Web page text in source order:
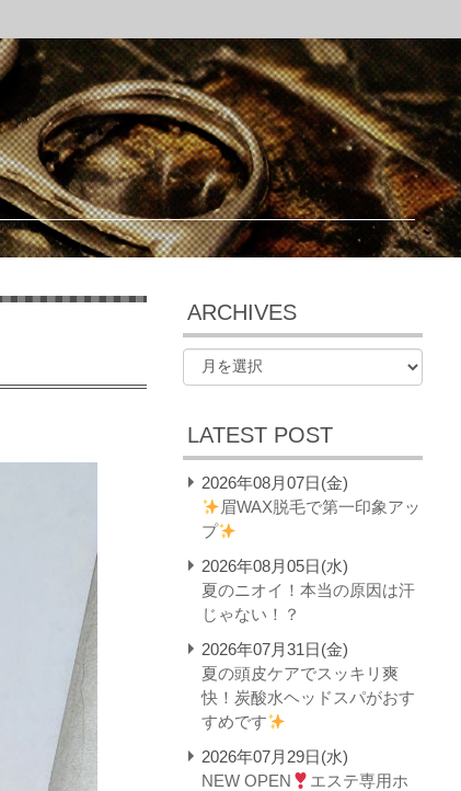
ARCHIVES
LATEST POST
2026年08月07日(金)
眉WAX脱毛で第一印象アッ
プ
2026年08月05日(水)
夏のニオイ！本当の原因は汗
じゃない！？
2026年07月31日(金)
夏の頭皮ケアでスッキリ爽
快！炭酸水ヘッドスパがおす
すめです
2026年07月29日(水)
NEW OPEN
エステ専用ホ